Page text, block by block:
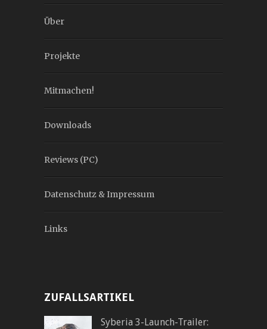
Über
Projekte
Mitmachen!
Downloads
Reviews (PC)
Datenschutz & Impressum
Links
ZUFALLSARTIKEL
Syberia 3-Launch-Trailer: